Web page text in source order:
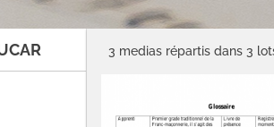
3 medias répartis dans 3